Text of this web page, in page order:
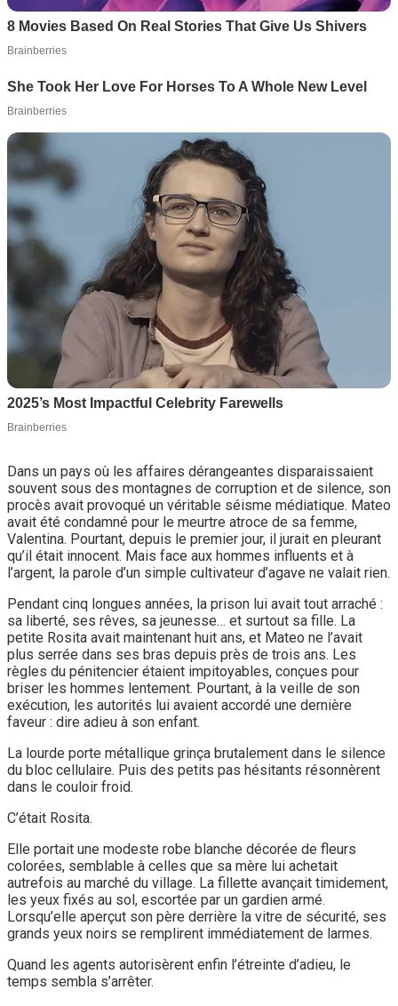
Dans un pays où les affaires dérangeantes disparaissaient
souvent sous des montagnes de corruption et de silence, son
procès avait provoqué un véritable séisme médiatique. Mateo
avait été condamné pour le meurtre atroce de sa femme,
Valentina. Pourtant, depuis le premier jour, il jurait en pleurant
qu’il était innocent. Mais face aux hommes influents et à
l’argent, la parole d’un simple cultivateur d’agave ne valait rien.
Pendant cinq longues années, la prison lui avait tout arraché :
sa liberté, ses rêves, sa jeunesse… et surtout sa fille. La
petite Rosita avait maintenant huit ans, et Mateo ne l’avait
plus serrée dans ses bras depuis près de trois ans. Les
règles du pénitencier étaient impitoyables, conçues pour
briser les hommes lentement. Pourtant, à la veille de son
exécution, les autorités lui avaient accordé une dernière
faveur : dire adieu à son enfant.
La lourde porte métallique grinça brutalement dans le silence
du bloc cellulaire. Puis des petits pas hésitants résonnèrent
dans le couloir froid.
C’était Rosita.
Elle portait une modeste robe blanche décorée de fleurs
colorées, semblable à celles que sa mère lui achetait
autrefois au marché du village. La fillette avançait timidement,
les yeux fixés au sol, escortée par un gardien armé.
Lorsqu’elle aperçut son père derrière la vitre de sécurité, ses
grands yeux noirs se remplirent immédiatement de larmes.
Quand les agents autorisèrent enfin l’étreinte d’adieu, le
temps sembla s’arrêter.